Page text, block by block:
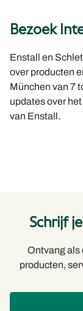
Bezoek
Enstall en
over producten
München van 7
updates over
van Enstall.
Schrijf
Ontvang als
producten,